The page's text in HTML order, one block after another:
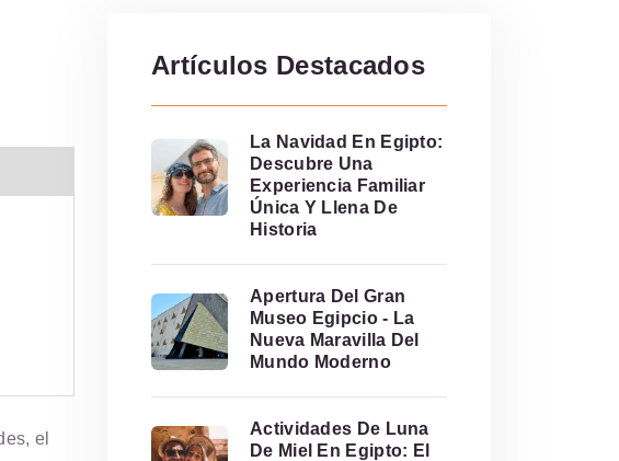
el
Artículos Destacados
La Navidad En Egipto:
Descubre Una
Experiencia Familiar
Única Y Llena De
Historia
Apertura Del Gran
Museo Egipcio - La
Nueva Maravilla Del
Mundo Moderno
Actividades De Luna
De Miel En Egipto: El